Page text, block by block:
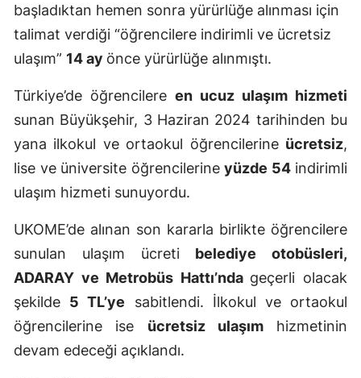
başladıktan hemen sonra yürürlüğe alınması için
talimat verdiği “öğrencilere indirimli ve ücretsiz
ulaşım” 14 ay önce yürürlüğe alınmıştı.
Türkiye’de öğrencilere en ucuz ulaşım hizmeti
sunan Büyükşehir, 3 Haziran 2024 tarihinden bu
yana ilkokul ve ortaokul öğrencilerine ücretsiz,
lise ve üniversite öğrencilerine yüzde 54indirimli
ulaşım hizmeti sunuyordu.
UKOME’de alınan son kararla birlikte öğrencilere
sunulan ulaşım ücreti belediye otobüsleri,
ADARAY ve Metrobüs Hattı’nda geçerli olacak
şekilde 5 TL’ye sabitlendi. İlkokul ve ortaokul
öğrencilerine ise ücretsiz ulaşımhizmetinin
devam edeceği açıklandı.